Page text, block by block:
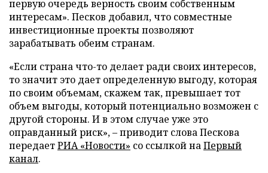
первую очередь верность своим собственным
интересам». Песков добавил, что совместные
инвестиционные проекты позволяют
зарабатывать обеим странам.
«Если страна что-то делает ради своих интересов,
то значит это дает определенную выгоду, которая
по своим объемам, скажем так, превышает тот
объем выгоды, который потенциально возможен с
другой стороны. И в этом случае уже это
оправданный риск», – приводит слова Пескова
передаетРИА «Новости» со ссылкой наПервый
канал.